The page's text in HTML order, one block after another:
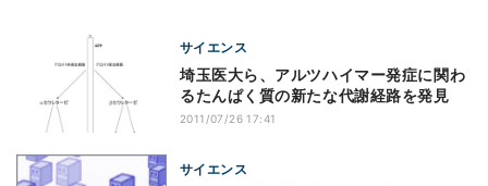
サイエンス
埼玉医大ら、アルツハイマー発症に関わ
るたんぱく質の新たな代謝経路を発見
2011/07/26 17:41
サイエンス